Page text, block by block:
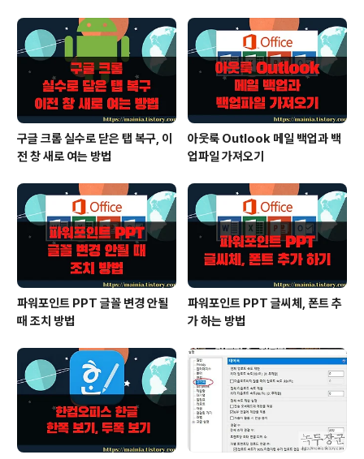
구글 크롬 실수로 닫은 탭 복구, 이
전 창 새로 여는 방법
아웃룩 Outlook 메일 백업과 백
업파일 가져오기
파워포인트 PPT 글꼴 변경 안될
때 조치 방법
파워포인트 PPT 글씨체, 폰트 추
가 하는 방법